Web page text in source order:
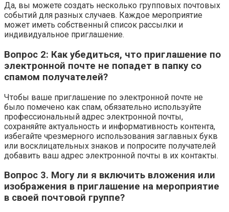
Да, вы можете создать несколько групповых почтовых
событий для разных случаев. Каждое мероприятие
может иметь собственный список рассылки и
индивидуальное приглашение.
Вопрос 2: Как убедиться, что приглашение по
электронной почте не попадет в папку со
спамом получателей?
Чтобы ваше приглашение по электронной почте не
было помечено как спам, обязательно используйте
профессиональный адрес электронной почты,
сохраняйте актуальность и информативность контента,
избегайте чрезмерного использования заглавных букв
или восклицательных знаков и попросите получателей
добавить ваш адрес электронной почты в их контакты.
Вопрос 3. Могу ли я включить вложения или
изображения в приглашение на мероприятие
в своей почтовой группе?